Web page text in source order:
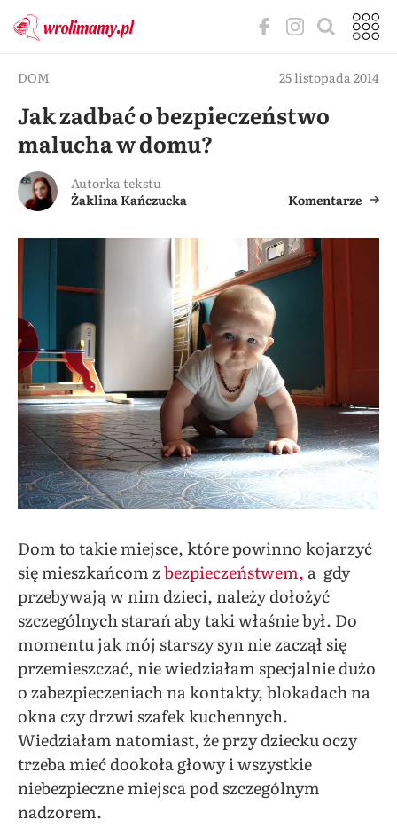
DOM 25 listopada 2014
Jak zadbać o bezpieczeństwo
malucha w domu?
Autorka tekstu
Żaklina Kańczucka
Komentarze
Dom to takie miejsce, które powinno kojarzyć
się mieszkańcom zbezpieczeństwem, a gdy
przebywają w nim dzieci, należy dołożyć
szczególnych starań aby taki właśnie był. Do
momentu jak mój starszy syn nie zaczął się
przemieszczać, nie wiedziałam specjalnie dużo
o zabezpieczeniach na kontakty, blokadach na
okna czy drzwi szafek kuchennych.
Wiedziałam natomiast, że przy dziecku oczy
trzeba mieć dookoła głowy i wszystkie
niebezpieczne miejsca pod szczególnym
nadzorem.